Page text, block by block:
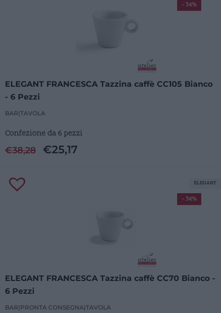
ELEGANT FRANCESCA Tazzina caffè CC105 Bianco
- 6 Pezzi
BAR|TAVOLA
Confezione da 6 pezzi
€38,28 €25,17
- 34%
ELEGANT FRANCESCA Tazzina caffè CC70 Bianco -
6 Pezzi
BAR| PRONTA CONSEGNA|TAVOLA
- 34%
ELEGANT